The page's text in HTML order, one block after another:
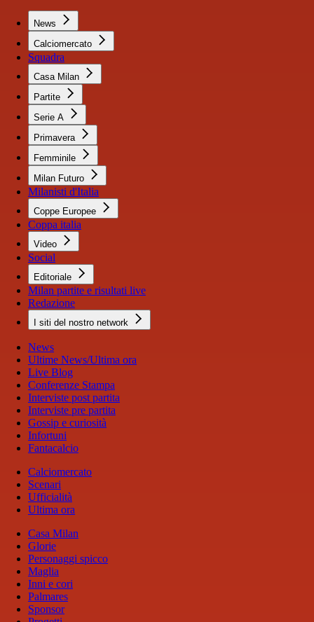
News
Calciomercato
Squadra
Casa Milan
Partite
Serie A
Primavera
Femminile
Milan Futuro
Milanisti d'Italia
Coppe Europee
Coppa italia
Video
Social
Editoriale
Milan partite e risultati live
Redazione
I siti del nostro network
News
Ultime News/Ultima ora
Live Blog
Conferenze Stampa
Interviste post partita
Interviste pre partita
Gossip e curiosità
Infortuni
Fantacalcio
Calciomercato
Scenari
Ufficialità
Ultima ora
Casa Milan
Glorie
Personaggi spicco
Maglia
Inni e cori
Palmares
Sponsor